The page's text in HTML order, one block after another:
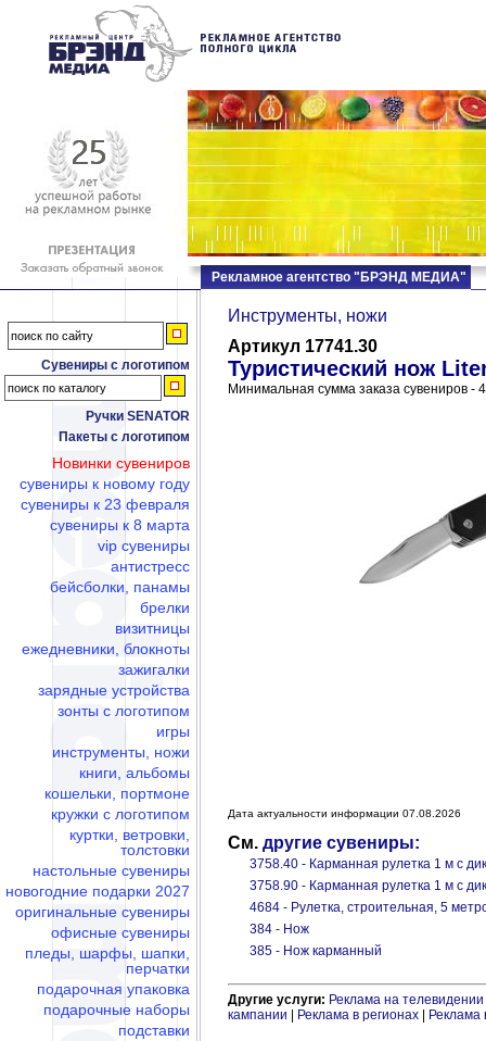
Сувениры с логотипом
Ручки SENATOR
Пакеты с логотипом
Новинки сувениров
сувениры к новому году
сувениры к 23 февраля
сувениры к 8 марта
vip сувениры
антистресс
бейсболки, панамы
брелки
визитницы
ежедневники, блокноты
зажигалки
зарядные устройства
зонты с логотипом
игры
инструменты, ножи
книги, альбомы
кошельки, портмоне
кружки с логотипом
куртки, ветровки,
толстовки
настольные сувениры
новогодние подарки 2027
оригинальные сувениры
офисные сувениры
пледы, шарфы, шапки,
перчатки
подарочная упаковка
подарочные наборы
подставки
Рекламное агентство "БРЭНД МЕДИА"
Инструменты, ножи
Артикул 17741.30
Туристический нож
Минимальная сумма заказа сувениров -
Дата актуальности информации 07.08.2026
См. другие сувениры:
3758.40 - Карманная рулетка 1 м с
3758.90 - Карманная рулетка 1 м с
4684 - Рулетка, строительная, 5
384 - Нож
385 - Нож карманный
Другие услуги: Реклама на телевидении
кампании
Реклама в регионах Реклама